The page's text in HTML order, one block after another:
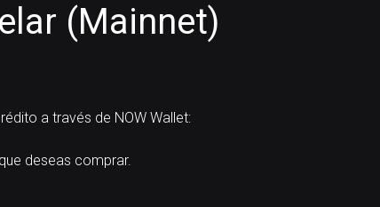
(Mainnet)
a través de NOW Wallet:
deseas comprar.